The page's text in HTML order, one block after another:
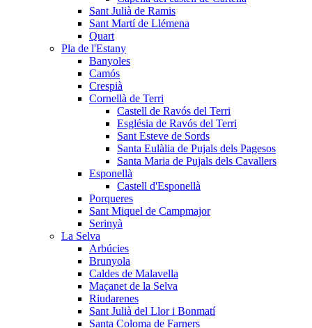
Sant Julià de Ramis
Sant Martí de Llémena
Quart
Pla de l'Estany
Banyoles
Camós
Crespià
Cornellà de Terri
Castell de Ravós del Terri
Església de Ravós del Terri
Sant Esteve de Sords
Santa Eulàlia de Pujals dels Pagesos
Santa Maria de Pujals dels Cavallers
Esponellà
Castell d'Esponellà
Porqueres
Sant Miquel de Campmajor
Serinyà
La Selva
Arbúcies
Brunyola
Caldes de Malavella
Maçanet de la Selva
Riudarenes
Sant Julià del Llor i Bonmatí
Santa Coloma de Farners